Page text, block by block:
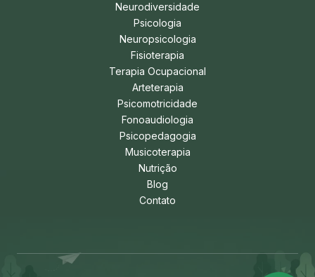
Neurodiversidade
Psicologia
Neuropsicologia
Fisioterapia
Terapia Ocupacional
Arteterapia
Psicomotricidade
Fonoaudiologia
Psicopedagogia
Musicoterapia
Nutrição
Blog
Contato